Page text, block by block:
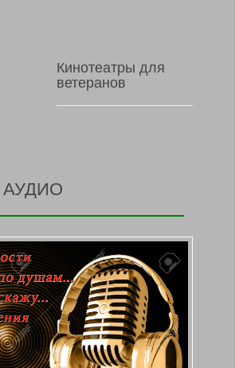
Кинотеатры для
ветеранов